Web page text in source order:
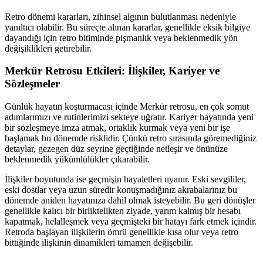
Retro dönemi kararları, zihinsel algının bulutlanması nedeniyle
yanıltıcı olabilir. Bu süreçte alınan kararlar, genellikle eksik bilgiye
dayandığı için retro bitiminde pişmanlık veya beklenmedik yön
değişiklikleri getirebilir.
Merkür Retrosu Etkileri: İlişkiler, Kariyer ve
Sözleşmeler
Günlük hayatın koşturmacası içinde Merkür retrosu, en çok somut
adımlarımızı ve rutinlerimizi sekteye uğratır. Kariyer hayatında yeni
bir sözleşmeye imza atmak, ortaklık kurmak veya yeni bir işe
başlamak bu dönemde risklidir. Çünkü retro sırasında göremediğiniz
detaylar, gezegen düz seyrine geçtiğinde netleşir ve önünüze
beklenmedik yükümlülükler çıkarabilir.
İlişkiler boyutunda ise geçmişin hayaletleri uyanır. Eski sevgililer,
eski dostlar veya uzun süredir konuşmadığınız akrabalarınız bu
dönemde aniden hayatınıza dahil olmak isteyebilir. Bu geri dönüşler
genellikle kalıcı bir birliktelikten ziyade, yarım kalmış bir hesabı
kapatmak, helalleşmek veya geçmişteki bir hatayı fark etmek içindir.
Retroda başlayan ilişkilerin ömrü genellikle kısa olur veya retro
bittiğinde ilişkinin dinamikleri tamamen değişebilir.